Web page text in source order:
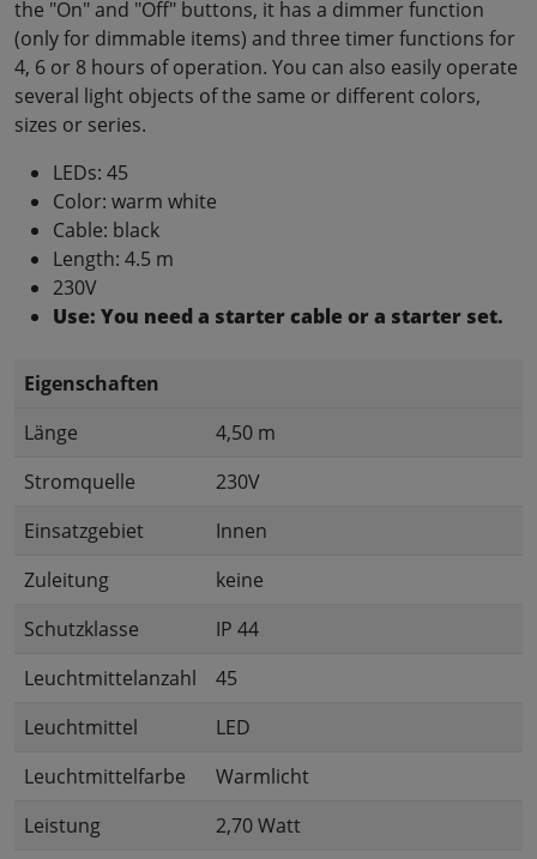
the "On" and "Off" buttons, it has a dimmer function
(only for dimmable items) and three timer functions for
4, 6 or 8 hours of operation. You can also easily operate
several light objects of the same or different colors,
sizes or series.
LEDs: 45
Color: warm white
Cable: black
Length: 4.5 m
230V
Use: You need a starter cable or a starter set.
Eigenschaften
Länge
4,50 m
Stromquelle
230V
Einsatzgebiet
Innen
Zuleitung
keine
Schutzklasse
IP 44
Leuchtmittelanzahl
45
Leuchtmittel
LED
Leuchtmittelfarbe
Warmlicht
Leistung
2,70 Watt